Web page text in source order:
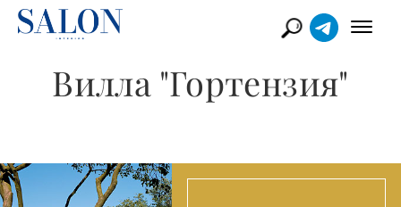
Вилла "Гортензия"